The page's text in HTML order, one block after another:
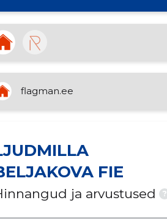
flagman.ee
FIE
ja arvustused ?